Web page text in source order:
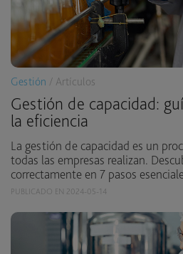
Gestión / Artículos
Gestión de capacidad:
la eficiencia
La gestión de capacidad es un
todas las empresas realizan.
correctamente en 7 pasos
PUBLICADO EN 2024-05-14